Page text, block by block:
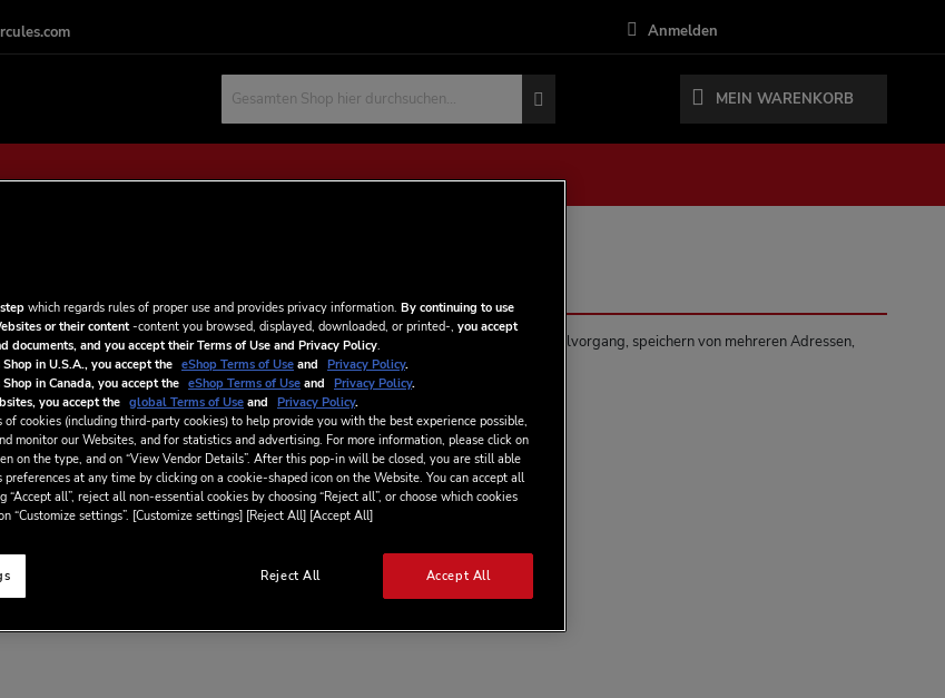
Anmelden
MEIN WARENKORB
Suchen
Ihre Anmeldung hat viele Vorteile: schnellerer Bestellvorgang, speichern von mehreren Adressen,
Sendungsverfolgung und vieles mehr.
EIN KONTO ERSTELLEN
which regards rules of proper use and provides privacy information. By continuing to use
or their content-content you browsed, displayed, downloaded, or printed-, you accept
documents, and you accept their Terms of Use and Privacy Policy.
in U.S.A., you accept the eShop Terms of Useand Privacy Policy.
in Canada, you accept the eShop Terms of Useand Privacy Policy.
you accept the global Terms of Useand Privacy Policy.
cookies (including third-party cookies) to help provide you with the best experience possible,
monitor our Websites, and for statistics and advertising. For more information, please click on
on the type, and on “View Vendor Details”. After this pop-in will be closed, you are still able
preferences at any time by clicking on a cookie-shaped icon on the Website. You can accept all
“Accept all”, reject all non-essential cookies by choosing “Reject all”, or choose which cookies
“Customize settings”. [Customize settings] [Reject All] [Accept All]
Reject All Accept All